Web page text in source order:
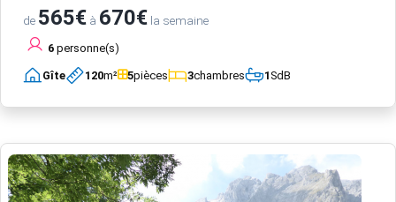
de 565€ à 670€ la semaine
6 personne(s)
Gîte 120m² 5pièces 3chambres 1SdB